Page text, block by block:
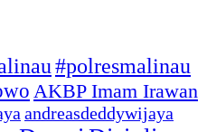
#polresmalinau
AKBP Imam Irawan
andreasdeddywijaya